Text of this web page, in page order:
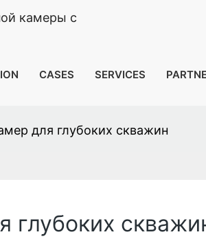
камеры с
CASES SERVICES
для глубоких скважин
глубоких